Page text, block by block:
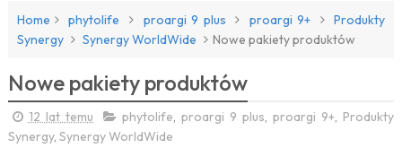
Home phytolife proargi 9 plus proargi 9+
Produkty
Synergy
Synergy WorldWide Nowe pakiety produktów
Nowe pakiety produktów
12 lat temu phytolife,proargi 9 plus,proargi 9+, Produkty
Synergy, Synergy WorldWide